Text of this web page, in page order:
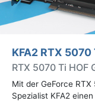
KFA2 RTX
RTX 5070 Ti HOF
Mit der GeForce
Spezialist KFA2